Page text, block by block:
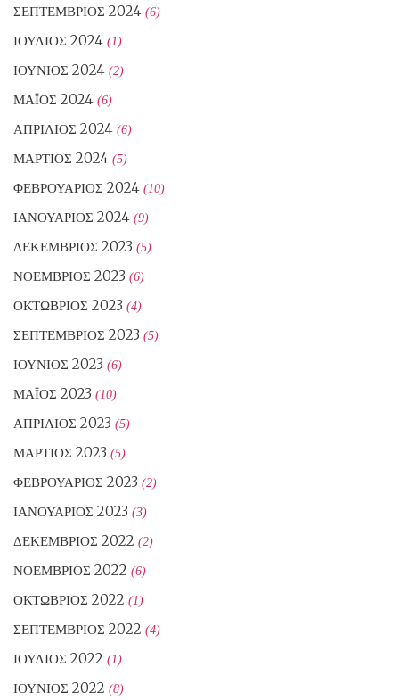
ΣΕΠΤΈΜΒΡΙΟΣ 2024 (6)
ΙΟΎΛΙΟΣ 2024 (1)
ΙΟΎΝΙΟΣ 2024 (2)
ΜΆΙΟΣ 2024 (6)
ΑΠΡΊΛΙΟΣ 2024 (6)
ΜΆΡΤΙΟΣ 2024 (5)
ΦΕΒΡΟΥΆΡΙΟΣ 2024 (10)
ΙΑΝΟΥΆΡΙΟΣ 2024 (9)
ΔΕΚΈΜΒΡΙΟΣ 2023 (5)
ΝΟΈΜΒΡΙΟΣ 2023 (6)
ΟΚΤΏΒΡΙΟΣ 2023 (4)
ΣΕΠΤΈΜΒΡΙΟΣ 2023 (5)
ΙΟΎΝΙΟΣ 2023 (6)
ΜΆΙΟΣ 2023 (10)
ΑΠΡΊΛΙΟΣ 2023 (5)
ΜΆΡΤΙΟΣ 2023 (5)
ΦΕΒΡΟΥΆΡΙΟΣ 2023 (2)
ΙΑΝΟΥΆΡΙΟΣ 2023 (3)
ΔΕΚΈΜΒΡΙΟΣ 2022 (2)
ΝΟΈΜΒΡΙΟΣ 2022 (6)
ΟΚΤΏΒΡΙΟΣ 2022 (1)
ΣΕΠΤΈΜΒΡΙΟΣ 2022 (4)
ΙΟΎΛΙΟΣ 2022 (1)
ΙΟΎΝΙΟΣ 2022 (8)